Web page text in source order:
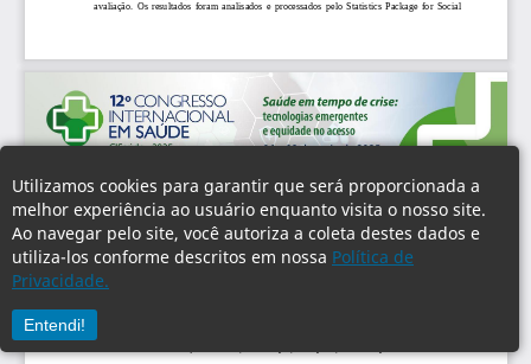
Utilizamos cookies para garantir que será proporcionada a
melhor experiência ao usuário enquanto visita o nosso site.
Ao navegar pelo site, você autoriza a coleta destes dados e
utiliza-los conforme descritos em nossa Política de
Privacidade.
Entendi!